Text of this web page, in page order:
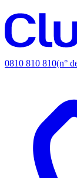
0810 810 810(n°